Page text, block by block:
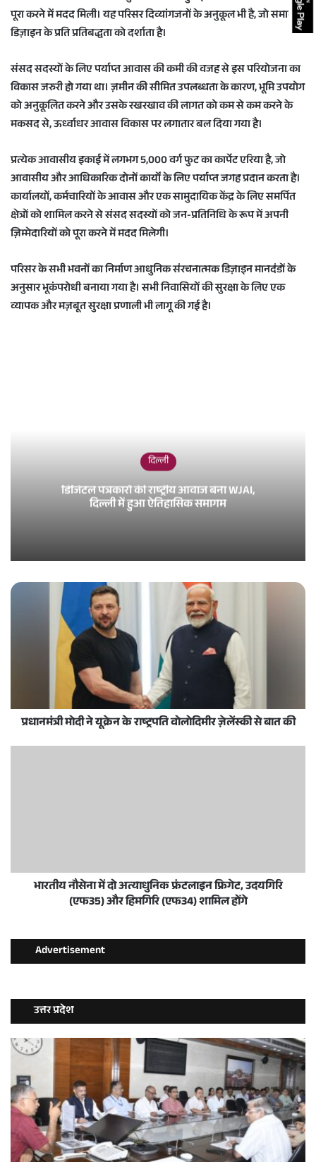
पूरा करने में मदद मिली। यह परिसर दिव्यांगजनों के अनुकूल भी है, जो समावेशी
डिज़ाइन के प्रति प्रतिबद्धता को दर्शाता है।
संसद सदस्यों के लिए पर्याप्त आवास की कमी की वजह से इस परियोजना का
विकास जरुरी हो गया था। ज़मीन की सीमित उपलब्धता के कारण, भूमि उपयोग
को अनुकूलित करने और उसके रखरखाव की लागत को कम से कम करने के
मकसद से, ऊर्ध्वाधर आवास विकास पर लगातार बल दिया गया है।
प्रत्येक आवासीय इकाई में लगभग 5,000 वर्ग फुट का कार्पेट एरिया है, जो
आवासीय और आधिकारिक दोनों कार्यों के लिए पर्याप्त जगह प्रदान करता है।
कार्यालयों, कर्मचारियों के आवास और एक सामुदायिक केंद्र के लिए समर्पित
क्षेत्रों को शामिल करने से संसद सदस्यों को जन-प्रतिनिधि के रूप में अपनी
ज़िम्मेदारियों को पूरा करने में मदद मिलेगी।
परिसर के सभी भवनों का निर्माण आधुनिक संरचनात्मक डिज़ाइन मानदंडों के
अनुसार भूकंपरोधी बनाया गया है। सभी निवासियों की सुरक्षा के लिए एक
व्यापक और मज़बूत सुरक्षा प्रणाली भी लागू की गई है।
दिल्ली
डिजिटल पत्रकारों की राष्ट्रीय आवाज बना WJAI,
दिल्ली में हुआ ऐतिहासिक समागम
प्रधानमंत्री मोदी ने यूक्रेन के राष्ट्रपति वोलोदिमीर ज़ेलेंस्की से बात की
भारतीय नौसेना में दो अत्याधुनिक फ्रंटलाइन फ्रिगेट, उदयगिरि
(एफ35) और हिमगिरि (एफ34) शामिल होंगे
Advertisement
उत्तर प्रदेश